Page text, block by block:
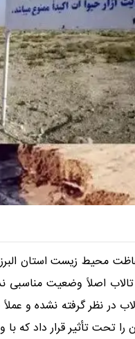
محیط زیست استان
۱۴۰۴، اظهار کرد: این تالاب
تحت تأثیر قرار داد که